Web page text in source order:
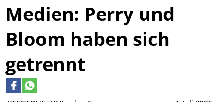
Medien: Perry und
Bloom haben sich
getrennt